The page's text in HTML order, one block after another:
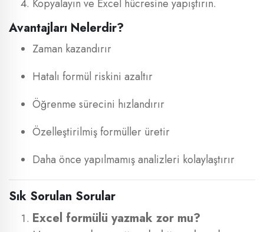
Kopyalayın ve Excel hücresine yapıştırın.
Avantajları Nelerdir?
Zaman kazandırır
Hatalı formül riskini azaltır
Öğrenme sürecini hızlandırır
Özelleştirilmiş formüller üretir
Daha önce yapılmamış analizleri kolaylaştırır
Sık Sorulan Sorular
Excel formülü yazmak zor mu?